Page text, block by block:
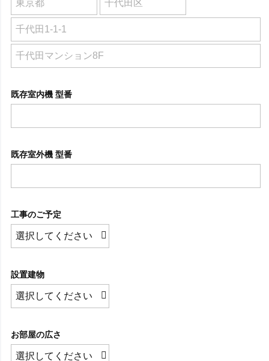
既存室内機 型番
既存室外機 型番
工事のご予定
設置建物
お部屋の広さ